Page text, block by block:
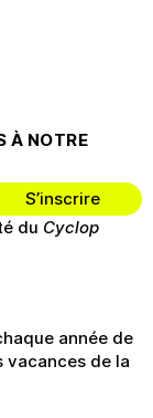
À NOTRE
du Cyclop
année de
vacances de la